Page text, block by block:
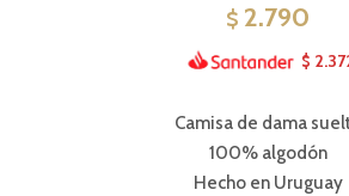
$ 2.790
$
Camisa de dama
100% algodón
Hecho en Uruguay